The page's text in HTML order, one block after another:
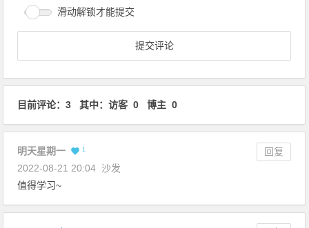
滑动解锁才能提交
目前评论：3 其中：访客 0 博主 0
明天星期一 1
回复
2022-08-21 20:04 沙发
值得学习~